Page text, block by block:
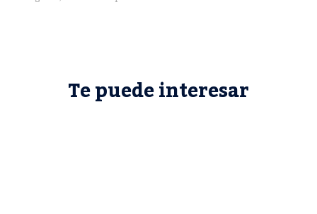
Te puede interesar